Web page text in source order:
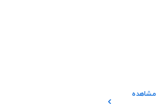
مشاهده